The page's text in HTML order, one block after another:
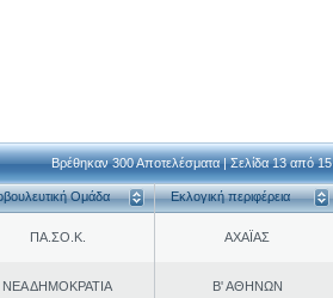
Βρέθηκαν 300 Αποτελέσματα | Σελίδα 13 από 15
Ομάδα Εκλογική περιφέρεια
ΠΑ.ΣΟ.Κ. ΑΧΑΪΑΣ
ΝΕΑ ΔΗΜΟΚΡΑΤΙΑ Β' ΑΘΗΝΩΝ